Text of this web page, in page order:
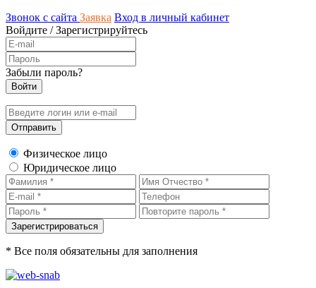
Звонок с сайта Заявка Вход в личный кабинет
Войдите /Зарегистрируйтесь
Забыли пароль?
Физическое лицо
Юридическое лицо
* Все поля обязательны для заполнения